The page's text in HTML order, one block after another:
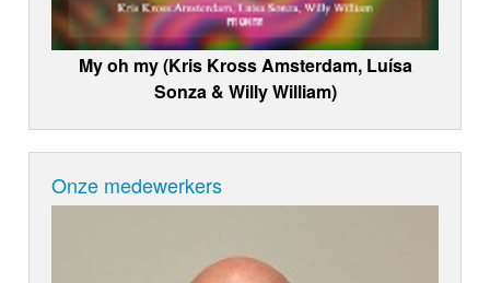
My oh my (Kris Kross Amsterdam, Luísa
Sonza & Willy William)
Onze medewerkers